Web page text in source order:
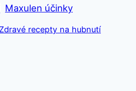
Maxulen účinky
Zdravé recepty na hubnutí